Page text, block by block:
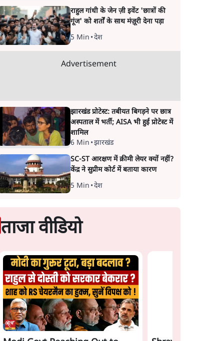
राहुल गांधी के जेन ज़ी इवेंट 'छात्रों की
गूंज' को शर्तों के साथ मंज़ूरी देना पड़ा
5 Min •देश
Advertisement
झारखंड प्रोटेस्ट: तबीयत बिगड़ने पर छात्र
अस्पताल में भर्ती; AISA भी हुई प्रोटेस्ट में
शामिल
6 Min •झारखंड
SC-ST आरक्षण में क्रीमी लेयर क्यों नहीं?
केंद्र ने सुप्रीम कोर्ट में बताया कारण
5 Min •देश
ताजा वीडियो